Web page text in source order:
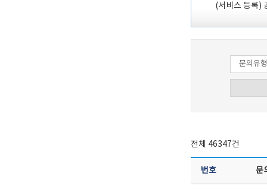
(서비스 등록)
전체 46347건
번호 문